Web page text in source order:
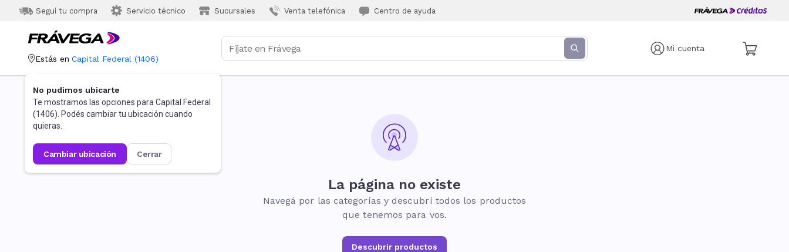
Seguí tu compra Servicio técnico Sucursales Venta telefónica Centro de ayuda
Mi cuenta
Estás en Capital Federal (1406)
No pudimos ubicarte
Te mostramos las opciones para Capital Federal
(1406). Podés cambiar tu ubicación cuando
quieras.
cambiar ubicación cerrar
La página no existe
Navegá por las categorías y descubrí todos los productos
que tenemos para vos.
Descubrir productos